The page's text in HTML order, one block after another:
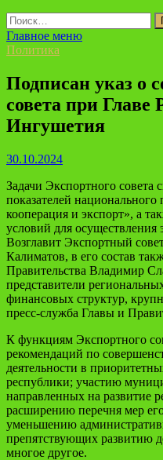
Найти:
Главное меню
Политика
Подписан указ о
совета при Главе
Ингушетия
30.10.2024
Задачи Экспортного совета
показателей
кооперация и экспорт», а
условий для осуществления
Возглавит Экспортный
Калиматов, в его состав
Правительства Владимир
представители
финансовых структур,
пресс-служба Главы и
К функциям Экспортного
рекомендаций по
деятельности в
республики; участию
направленных на развитие
расширению перечня мер
уменьшению
препятствующих развитию
многое другое.